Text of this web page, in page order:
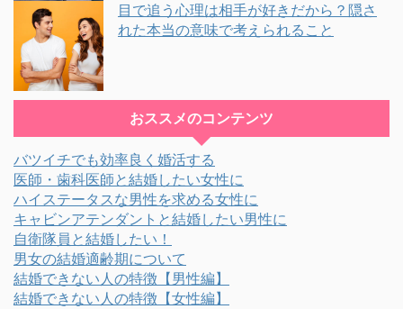
目で追う心理は相手が好きだから？隠さ
れた本当の意味で考えられること
おススメのコンテンツ
バツイチでも効率良く婚活する
医師・歯科医師と結婚したい女性に
ハイステータスな男性を求める女性に
キャビンアテンダントと結婚したい男性に
自衛隊員と結婚したい！
男女の結婚適齢期について
結婚できない人の特徴【男性編】
結婚できない人の特徴【女性編】